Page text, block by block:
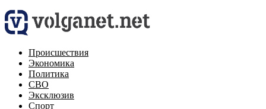
Происшествия
Экономика
Политика
СВО
Эксклюзив
Спорт